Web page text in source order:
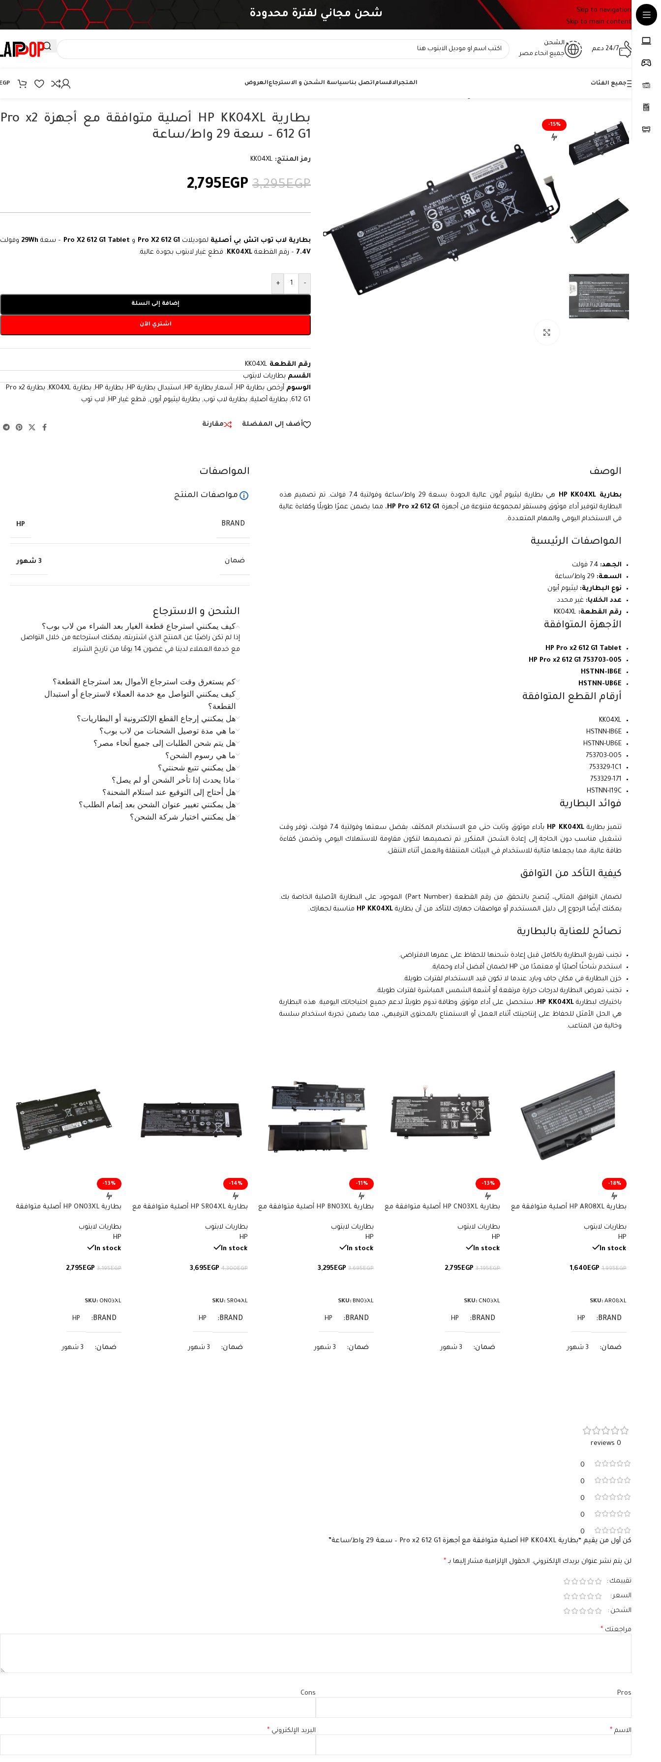
Skip to navigation
Skip to main content
شحن مجاني لفترة محدودة
24/7 دعم
الشحن
جميع انحاء مصر
جميع الفئات المتجرالاقساماتصل بناسياسة الشحن و الاسترجاعالعروض
-15%
بطارية HP KK04XL أصلية متوافقة مع أجهزة Pro x2
612 G1 – سعة 29 واط/ساعة
رمز المنتج: KK04XL
3,295EGP
2,795EGP
بطارية لاب توب اتش بي أصلية لموديلات Pro X2 612 G1 و Pro X2 612 G1 Tablet – سعة 29Wh وفولت
7.4V – رقم القطعة KK04XL. قطع غيار لابتوب بجودة عالية.
-
+
إضافة إلى السلة
اشتري الآن
رقم القطعة KK04XL
القسم بطاريات لابتوب
الوسوم أرخص بطارية HP , أسعار بطارية HP , استبدال بطارية HP , بطارية HP , بطارية KK04XL ,
بطارية Pro x2
612 G1
, بطارية أصلية, بطارية لاب توب, بطارية ليثيوم أيون, قطع غيار HP , لاب توب
أضف إلى المفضلة مقارنة
الوصف
بطارية HP KK04XL
هي بطارية ليثيوم أيون عالية الجودة بسعة 29 واط/ساعة وفولتية 7.4 فولت. تم تصميم هذه
البطارية لتوفير أداء موثوق ومستقر لمجموعة متنوعة من أجهزة HP Pro x2 612 G1، مما يضمن عمرًا طويلًا وكفاءة عالية
في الاستخدام اليومي والمهام المتعددة.
المواصفات الرئيسية
الجهد:
السعة:
نوع البطارية: ليثيوم أيون
عدد الخلايا: غير محدد
رقم القطعة:
الأجهزة المتوافقة
HP Pro x2 612 G1 Tablet
HP Pro x2 612 G1 753703-005
HSTNN-IB6E
HSTNN-UB6E
أرقام القطع المتوافقة
KK04XL
HSTNN-IB6E
HSTNN-UB6E
753703-005
753329-1C1
753329-171
HSTNN-I19C
فوائد البطارية
تتميز بطاريةHP KK04XL
بأداء موثوق وثابت حتى مع الاستخدام المكثف. بفضل سعتها وفولتية 7.4 فولت، توفر وقت
تشغيل مناسب دون الحاجة إلى إعادة الشحن المتكرر. تم تصميمها لتكون مقاومة للاستهلاك اليومي وتضمن كفاءة
طاقة عالية، مما يجعلها مثالية للاستخدام في البيئات المتنقلة والعمل أثناء التنقل.
كيفية التأكد من التوافق
لضمان التوافق المثالي، يُنصح بالتحقق من رقم القطعة (Part Number) الموجود على البطارية الأصلية الخاصة بك.
يمكنك أيضًا الرجوع إلى دليل المستخدم أو مواصفات جهازك للتأكد من أن بطارية HP KK04XL مناسبة لجهازك.
نصائح للعناية بالبطارية
تجنب تفريغ البطارية بالكامل قبل إعادة شحنها للحفاظ على عمرها الافتراضي.
استخدم شاحنًا أصليًا أو معتمدًا من HP لضمان أفضل أداء وحماية.
خزن البطارية في مكان جاف وبارد عندما لا تكون قيد الاستخدام لفترات طويلة.
تجنب تعرض البطارية لدرجات حرارة مرتفعة أو أشعة الشمس المباشرة لفترات طويلة.
باختيارك لبطاريةHP KK04XL، ستحصل على أداء موثوق وطاقة تدوم طويلاً لدعم جميع احتياجاتك اليومية. هذه البطارية
هي الحل الأمثل للحفاظ على إنتاجيتك أثناء العمل أو الاستمتاع بالمحتوى الترفيهي، مما يضمن تجربة استخدام سلسة
وخالية من المتاعب.
المواصفات
مواصفات المنتج
BRAND
HP
ضمان 3 شهور
الشحن و الاسترجاع
كيف يمكنني استرجاع قطعة الغيار بعد الشراء من لاب بوب؟
إذا لم تكن راضيًا عن المنتج الذي اشتريته، يمكنك استرجاعه من خلال التواصل
مع خدمة العملاء لدينا في غضون 14 يومًا من تاريخ الشراء.
كم يستغرق وقت استرجاع الأموال بعد استرجاع القطعة؟
كيف يمكنني التواصل مع خدمة العملاء لاسترجاع أو استبدال
القطعة؟
هل يمكنني إرجاع القطع الإلكترونية أو البطاريات؟
ما هي مدة توصيل الشحنات من لاب بوب؟
هل يتم شحن الطلبات إلى جميع أنحاء مصر؟
ما هي رسوم الشحن؟
هل يمكنني تتبع شحنتي؟
ماذا يحدث إذا تأخر الشحن أو لم يصل؟
هل أحتاج إلى التوقيع عند استلام الشحنة؟
هل يمكنني تغيير عنوان الشحن بعد إتمام الطلب؟
هل يمكنني اختيار شركة الشحن؟
-18%
بطارية HP AR08XL أصلية متوافقة مع
بطاريات لابتوب
HP
In stock
1,995EGP
1,640EGP
SKU: AR08XL
BRAND
HP
ضمان 3 شهور
-13%
بطارية HP CN03XL أصلية متوافقة مع
57.9 واط/ساعة
بطاريات لابتوب
HP
In stock
3,195EGP
2,795EGP
SKU: CN03XL
BRAND
HP
ضمان 3 شهور
-11%
بطارية HP BN03XL أصلية متوافقة مع
ساعة
بطاريات لابتوب
HP
In stock
3,695EGP
3,295EGP
SKU: BN03XL
BRAND
HP
ضمان 3 شهور
-14%
بطارية HP SR04XL أصلية متوافقة مع
70.07 واط/ساعة
بطاريات لابتوب
HP
In stock
4,300EGP
3,695EGP
SKU: SR04XL
BRAND
HP
ضمان 3 شهور
-13%
بطارية HP ON03XL أصلية متوافقة
سعة 41.7 واط/ساعة
بطاريات لابتوب
HP
In stock
3,195EGP
2,795EGP
SKU: ON03XL
BRAND
HP
ضمان 3 شهور
0 reviews
0
0
0
0
0
كن أول من يقيم “بطارية HP KK04XL أصلية متوافقة مع أجهزة Pro x2 612 G1 – سعة 29 واط/ساعة”
لن يتم نشر عنوان بريدك الإلكتروني. الحقول الإلزامية مشار إليها بـ *
تقييمك
السعر
الشحن
مراجعتك *
Pros
Cons
الاسم * البريد الإلكتروني *